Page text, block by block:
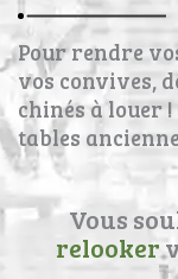
Pour rendre
vos convives,
chinés à louer
tables
Vous
relooker